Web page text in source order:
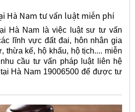
Hà Nam tư vấn luật miễn phí
Hà Nam là việc luật sư tư vấn
lĩnh vực đất đai, hôn nhân gia
thừa kế, hộ khẩu, hộ tịch.... miễn
cầu tư vấn pháp luật liên hệ
Hà Nam 19006500 để được tư